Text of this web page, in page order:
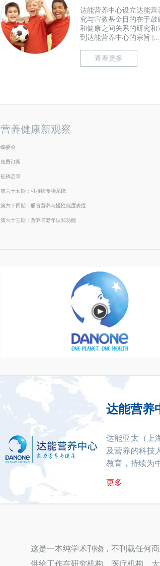
达能营养中心设立达能营
究与宣教基金目的在于
和健康之间关系的研究和
到达能营养中心的宗旨 […]
查看更多
营养健康新观察
编委会
免费订阅
征稿启示
第六十五期：可持续食物系统
第六十四期：膳食营养与慢性低度炎症
第六十三期：营养与老年认知功能
达能营养
达能亚太（上
及营养的科技
教育，持续为
更多...
这是一本纯学术刊物，不刊载任何